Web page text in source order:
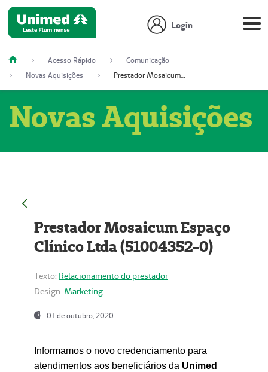
Login
Acesso Rápido
Comunicação
Novas Aquisições
Prestador Mosaicum Espaço Clínico Ltda (51004352-0)
Novas Aquisições
Prestador Mosaicum Espaço
Clínico Ltda (51004352-0)
Texto: Relacionamento do prestador
Design: Marketing
01 de outubro, 2020
Informamos o novo credenciamento para
atendimentos aos beneficiários da Unimed